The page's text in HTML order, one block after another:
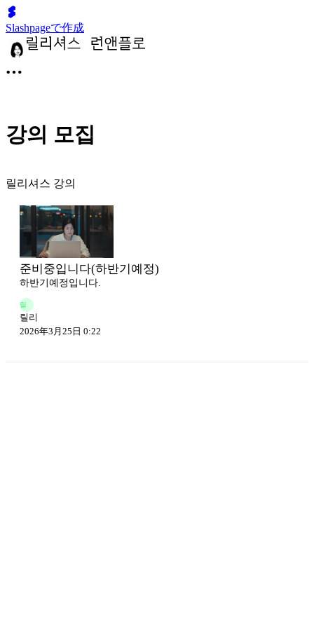
Slashpageで作成
강의 모집
릴리셔스 강의
준비중입니다(하반기예정)
하반기예정입니다.
릴
릴리
2026年3月25日 0:22